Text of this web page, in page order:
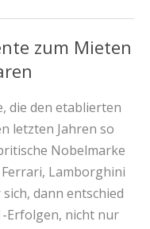
zum Mieten
die den etablierten
letzten Jahren so
Nobelmarke
Lamborghini
dann entschied
Erfolgen, nicht nur